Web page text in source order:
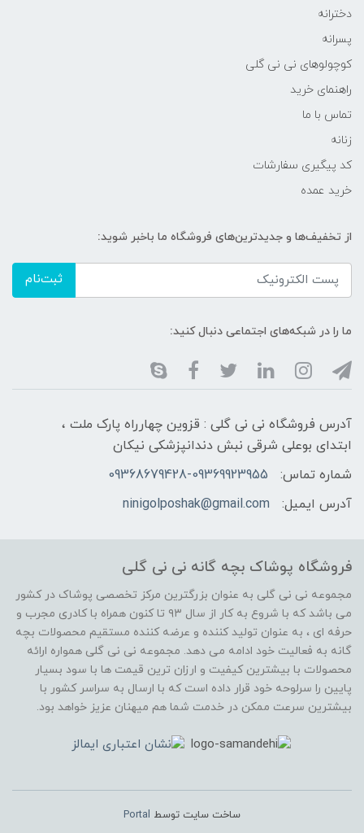
دخترانه
پسرانه
کوچولوهای نی نی گلی
راهنمای خرید
تماس با ما
زنانه
کد پیگیری سفارشات
خرید عمده
از تخفیف‌ها و جدیدترین‌های فروشگاه ما باخبر شوید:
ثبت‌نام
ما را در شبکه‌های اجتماعی دنبال کنید:
آدرس فروشگاه نی نی گلی : قزوین چهارراه پارک ملت ،
ابتدای بوعلی شرقی نبش دندانپزشکی نیکان
شماره تماس:
09368679428-09369923955
آدرس ایمیل:
ninigolposhak@gmail.com
فروشگاه پوشاک بچه گانه نی نی گلی
مجموعه نی نی گلی به عنوان بزرگترین مرکز تخصصی پوشاک در کشور
می باشد که با شروع به کار از سال ۹۳ تا کنون همراه با کادری مجرب و
حرفه ای ، به عنوان تولید کننده و عرضه کننده مستقیم محصولات بچه
گانه به فعالیت خود ادامه می دهد. مجموعه نی نی گلی همواره ارائه
محصولات با بیشترین کیفیت و ارزان ترین قیمت ها با سود بسیار
پایین را سرلوحه خود قرار داده است که با ارسال به سراسر کشور با
بیشترین سرعت ممکن در خدمت شما هم میهنان عزیز خواهد بود.
ساخت سایت توسط Portal